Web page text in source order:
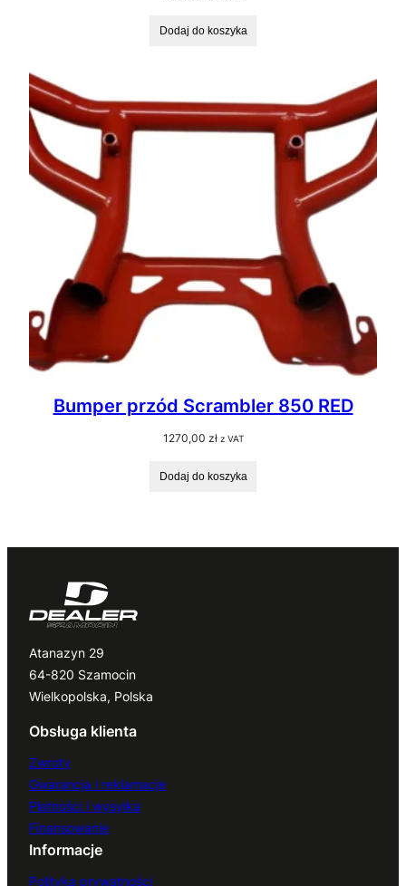
Dodaj do koszyka
Bumper przód Scrambler 850 RED
1270,00 zł z VAT
Dodaj do koszyka
Atanazyn 29
64-820 Szamocin
Wielkopolska, Polska
Obsługa klienta
Zwroty
Gwarancja i reklamacje
Płatności i wysyłka
Finansowanie
Informacje
Polityka prywatności